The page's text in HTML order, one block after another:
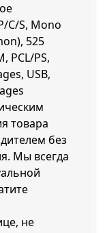
C/S, Mono
525
PCL/PS,
USB,
товара
без
Мы всегда
не